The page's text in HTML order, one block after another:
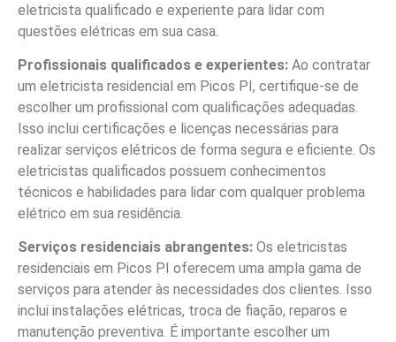
eletricista qualificado e experiente para lidar com
questões elétricas em sua casa.
Profissionais qualificados e experientes: Ao contratar
um eletricista residencial em Picos PI, certifique-se de
escolher um profissional com qualificações adequadas.
Isso inclui certificações e licenças necessárias para
realizar serviços elétricos de forma segura e eficiente. Os
eletricistas qualificados possuem conhecimentos
técnicos e habilidades para lidar com qualquer problema
elétrico em sua residência.
Serviços residenciais abrangentes: Os eletricistas
residenciais em Picos PI oferecem uma ampla gama de
serviços para atender às necessidades dos clientes. Isso
inclui instalações elétricas, troca de fiação, reparos e
manutenção preventiva. É importante escolher um